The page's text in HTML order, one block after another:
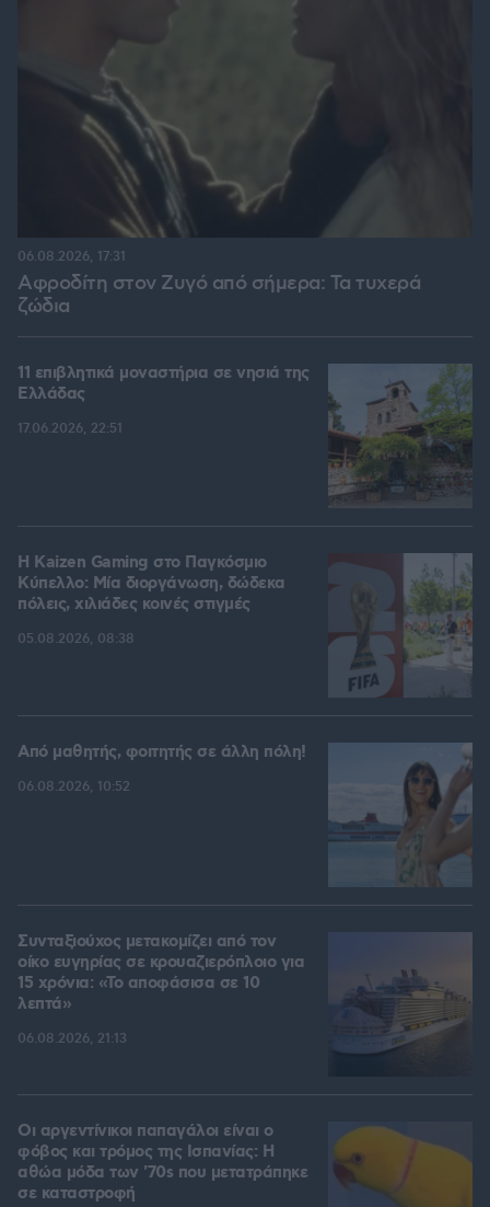
Αφροδίτη στον Ζυγό από σήμερα: Τα τυχερά
ζώδια
06.08.2026, 17:31
11 επιβλητικά μοναστήρια σε νησιά της
Ελλάδας
17.06.2026, 22:51
H Kaizen Gaming στο Παγκόσμιο
Kύπελλο: Μία διοργάνωση, δώδεκα
πόλεις, χιλιάδες κοινές στιγμές
05.08.2026, 08:38
Από μαθητής, φοιτητής σε άλλη πόλη!
06.08.2026, 10:52
Συνταξιούχος μετακομίζει από τον
οίκο ευγηρίας σε κρουαζιερόπλοιο για
15 χρόνια: «Το αποφάσισα σε 10
λεπτά»
06.08.2026, 21:13
Οι αργεντίνικοι παπαγάλοι είναι ο
φόβος και τρόμος της Ισπανίας: Η
αθώα μόδα των '70s που μετατράπηκε
σε καταστροφή